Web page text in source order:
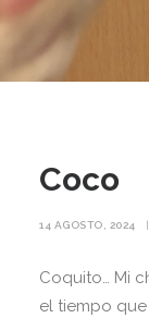
Coco
14 AGOSTO, 2024 |
Coquito… Mi
el tiempo